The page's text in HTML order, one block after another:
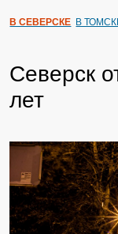
В СЕВЕРСКЕ В
Северск
лет